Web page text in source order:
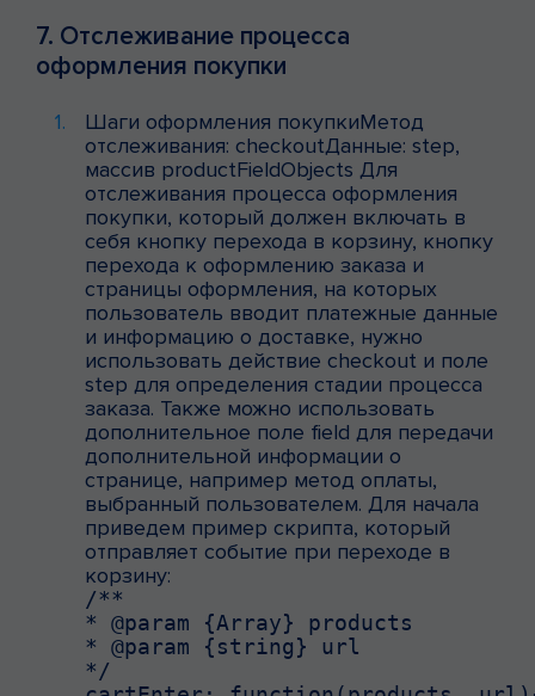
7. Отслеживание процесса
оформления покупки
Шаги оформления покупкиМетод
отслеживания: checkoutДанные: step,
массив productFieldObjects Для
отслеживания процесса оформления
покупки, который должен включать в
себя кнопку перехода в корзину, кнопку
перехода к оформлению заказа и
страницы оформления, на которых
пользователь вводит платежные данные
и информацию о доставке, нужно
использовать действие checkout и поле
step для определения стадии процесса
заказа. Также можно использовать
дополнительное поле field для передачи
дополнительной информации о
странице, например метод оплаты,
выбранный пользователем. Для начала
приведем пример скрипта, который
отправляет событие при переходе в
корзину:
/**
* @param {Array} products
* @param {string} url
*/